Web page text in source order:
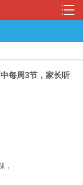
每周3节，家长听
，